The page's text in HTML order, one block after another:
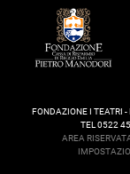
FONDAZIONE I TEATRI
TEL 0522
AREA